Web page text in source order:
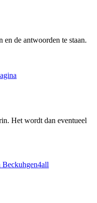
en de antwoorden te staan.
Het wordt dan eventueel